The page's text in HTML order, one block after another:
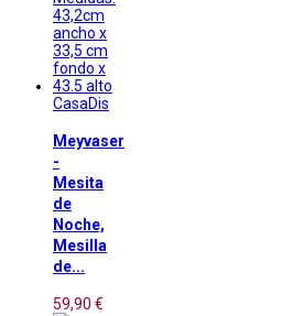
CasaDis
Meyvaser
-
Mesita
de
Noche,
Mesilla
de...
59,90 €